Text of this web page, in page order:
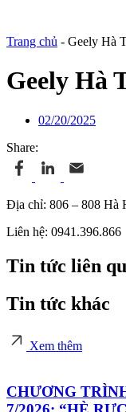
Trang chủ - Geely Hà
Geely Hà
02/20/2025
Share:
Địa chỉ: 806 – 808 Hà
Liên hệ: 0941.396.866
Tin tức liên
Tin tức khác
Xem thêm
CHƯƠNG